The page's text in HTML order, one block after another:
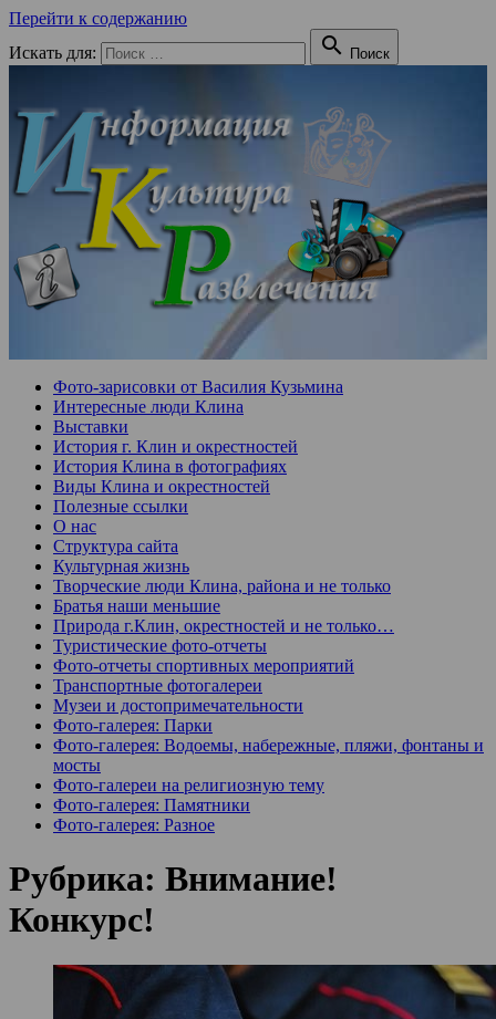
Перейти к содержанию
Искать для:
 Поиск
Фото-зарисовки от Василия Кузьмина
Интересные люди Клина
Выставки
История г. Клин и окрестностей
История Клина в фотографиях
Виды Клина и окрестностей
Полезные ссылки
О нас
Структура сайта
Культурная жизнь
Творческие люди Клина, района и не только
Братья наши меньшие
Природа г.Клин, окрестностей и не только…
Туристические фото-отчеты
Фото-отчеты спортивных мероприятий
Транспортные фотогалереи
Музеи и достопримечательности
Фото-галерея: Парки
Фото-галерея: Водоемы, набережные, пляжи, фонтаны и
мосты
Фото-галереи на религиозную тему
Фото-галерея: Памятники
Фото-галерея: Разное
Рубрика: Внимание!
Конкурс!